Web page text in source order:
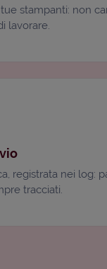
stampanti: non
lavorare.
registrata nei log:
tracciati.